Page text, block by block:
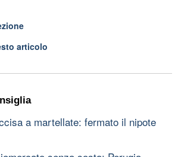
articolo
a martellate: fermato il nipote